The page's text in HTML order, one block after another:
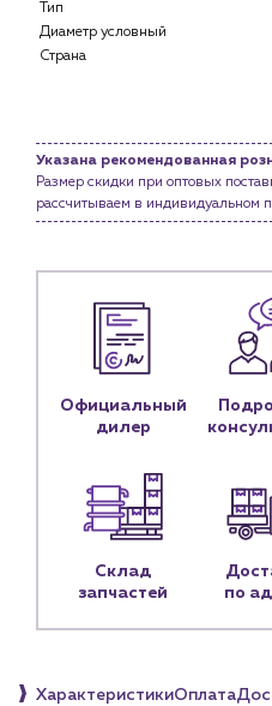
Водоснабжение и
Блог
Личный кабинет
Контакты
Контактные данные
Наши партнёры
+7 (918) 070-19-79
Пн – пт: 9:00 – 18:00
sales@profpotok.ru
Тип
Диаметр условный
Страна
Указана рекомендованная
Размер скидки при оптовых
рассчитываем в индивидуальном
Официальный
дилер
Склад
запчастей
по
ХарактеристикиОплата